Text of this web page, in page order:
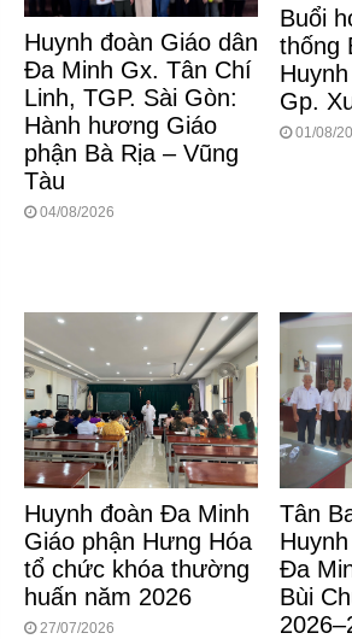
Huynh đoàn Giáo dân
Đa Minh Gx. Tân Chí
Linh, TGP. Sài Gòn:
Hành hương Giáo
phận Bà Rịa – Vũng
Tàu
04/08/2026
Buổi
thống
Gp.
01/08/
Huynh đoàn Đa Minh
Giáo phận Hưng Hóa
tổ chức khóa thường
huấn năm 2026
27/07/2026
Tân
Đa
Bùi